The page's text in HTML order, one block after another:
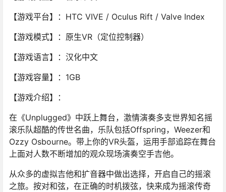
【游戏平台】：HTC VIVE / Oculus Rift / Valve Index
【游戏模式】：原生VR（定位控制器）
【游戏语言】：汉化中文
【游戏容量】：1GB
【游戏介绍】：
在《Unplugged》中跃上舞台，激情演奏多支世界知名摇
滚乐队超酷的传世名曲，乐队包括Offspring，Weezer和
Ozzy Osbourne。带上你的VR头盔，运用手部追踪在舞台
上面对人数不断增加的观众现场演奏空手吉他。
从众多的虚拟吉他和扩音器中做出选择，开启自己的摇滚
之旅。按对和弦，在正确的时机拨弦，快来成为摇滚传奇